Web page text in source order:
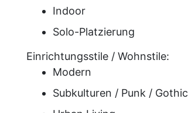
Indoor
Solo-Platzierung
Einrichtungsstile / Wohnstile:
Modern
Subkulturen / Punk / Gothic